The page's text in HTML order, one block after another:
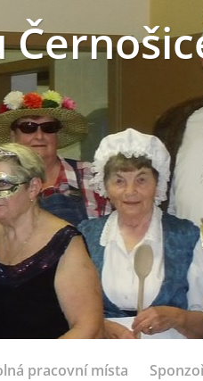
pracovní místa